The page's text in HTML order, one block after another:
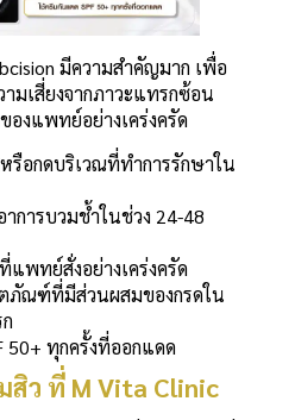
มีความสำคัญมาก เพื่อ
มเสี่ยงจากภาวะแทรกซ้อน
งแพทย์อย่างเคร่งครัด
รือกดบริเวณที่ทำการรักษาใน
การบวมช้ำในช่วง 24-48
พทย์สั่งอย่างเคร่งครัด
ตภัณฑ์ที่มีส่วนผสมของกรดใน
50+ ทุกครั้งที่ออกแดด
สิว ที่ M Vita Clinic